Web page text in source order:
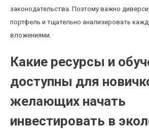
законодательства. Поэтому важно
портфель и тщательно анализировать
вложениями.
Какие ресурсы и
доступны для
желающих начать
инвестировать в